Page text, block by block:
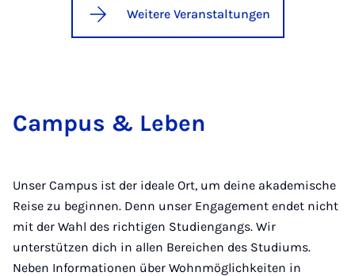
Weitere Veranstaltungen
Cam­pus & Le­ben
Unser Campus ist der ideale Ort, um deine akademische
Reise zu beginnen. Denn unser Engagement endet nicht
mit der Wahl des richtigen Studiengangs. Wir
unterstützen dich in allen Bereichen des Studiums.
Neben Informationen über Wohnmöglichkeiten in